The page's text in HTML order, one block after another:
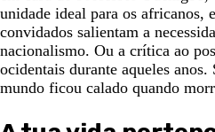
unidade ideal para os africanos,
convidados salientam a
nacionalismo. Ou a crítica ao
ocidentais durante aqueles
mundo ficou calado quando